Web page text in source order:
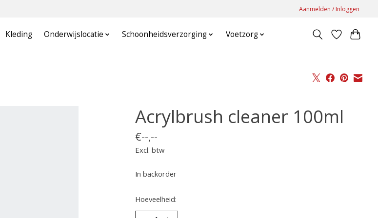
Aanmelden / Inloggen
Kleding Onderwijslocatie Schoonheidsverzorging Voetzorg
Acrylbrush cleaner 100ml
€--,--
Excl. btw
In backorder
Hoeveelheid: